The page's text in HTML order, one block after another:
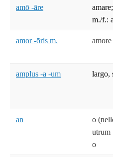
amō -āre
m./f.:
amor -ōris m. amore
amplus -a -um largo,
an
o
utrum
o